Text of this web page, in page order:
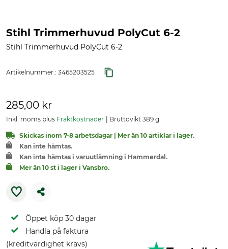
Stihl Trimmerhuvud PolyCut 6-2
Stihl Trimmerhuvud PolyCut 6-2
Artikelnummer.: 3465203525
285,00 kr
Inkl. moms plus Fraktkostnader Bruttovikt 389 g
Skickas inom 7-8 arbetsdagar | Mer än 10 artiklar i lager.
Kan inte hämtas.
Kan inte hämtas i varuutlämning i Hammerdal.
Mer än 10 st i lager i Vansbro.
Öppet köp 30 dagar
Handla på faktura
(kreditvärdighet krävs)